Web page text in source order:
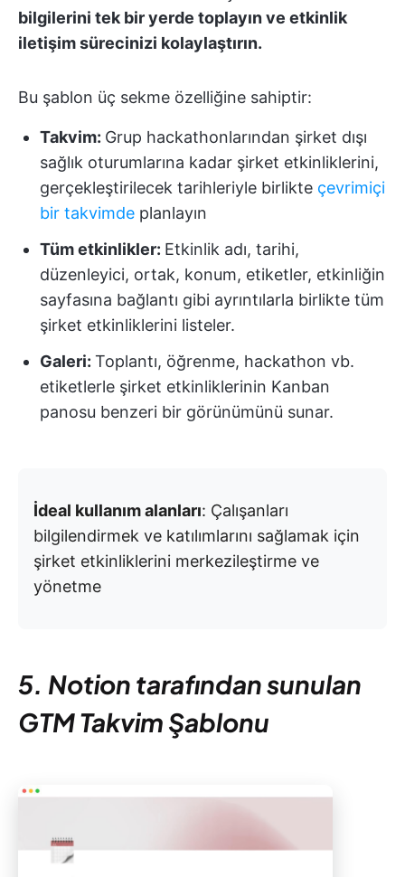
bilgilerini tek bir yerde toplayın ve etkinlik
iletişim sürecinizi kolaylaştırın.
Bu şablon üç sekme özelliğine sahiptir:
Takvim: Grup hackathonlarından şirket dışı
sağlık oturumlarına kadar şirket etkinliklerini,
gerçekleştirilecek tarihleriyle birlikte çevrimiçi
bir takvimde planlayın
Tüm etkinlikler: Etkinlik adı, tarihi,
düzenleyici, ortak, konum, etiketler, etkinliğin
sayfasına bağlantı gibi ayrıntılarla birlikte tüm
şirket etkinliklerini listeler.
Galeri: Toplantı, öğrenme, hackathon vb.
etiketlerle şirket etkinliklerinin Kanban
panosu benzeri bir görünümünü sunar.
İdeal kullanım alanları: Çalışanları
bilgilendirmek ve katılımlarını sağlamak için
şirket etkinliklerini merkezileştirme ve
yönetme
5. Notion tarafından sunulan
GTM Takvim Şablonu